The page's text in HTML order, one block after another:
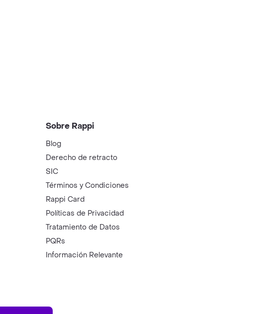
Sobre Rappi
Blog
Derecho de retracto
SIC
Términos y Condiciones
Rappi Card
Políticas de Privacidad
Tratamiento de Datos
PQRs
Información Relevante
AppGallery